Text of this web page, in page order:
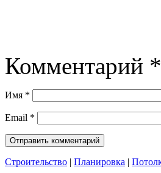
Комментарий *
Имя *
Email *
Строительство | Планировка |